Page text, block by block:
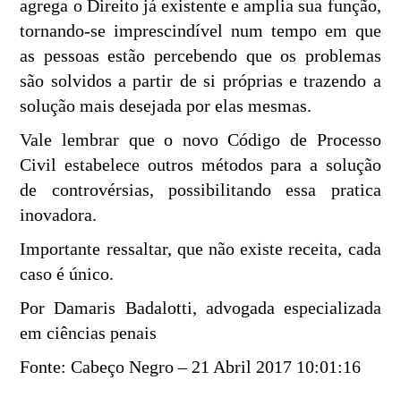
agrega o Direito já existente e amplia sua função,
tornando-se imprescindível num tempo em que
as pessoas estão percebendo que os problemas
são solvidos a partir de si próprias e trazendo a
solução mais desejada por elas mesmas.
Vale lembrar que o novo Código de Processo
Civil estabelece outros métodos para a solução
de controvérsias, possibilitando essa pratica
inovadora.
Importante ressaltar, que não existe receita, cada
caso é único.
Por Damaris Badalotti, advogada especializada
em ciências penais
Fonte: Cabeço Negro – 21 Abril 2017 10:01:16